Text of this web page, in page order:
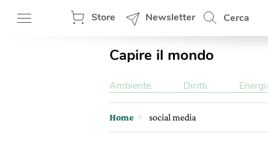
Store Newsletter Cerca
Capire il mondo
Ambiente Diritti
Home social media